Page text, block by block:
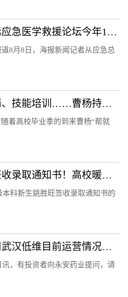
北京专报丨2023国际应急医学救援论坛今年10月举办
8月8日，海报新闻记者从应急总
专场招聘、直播带岗、技能培训……曹杨持续打造“15分钟就业服务示范圈”！
着高校毕业季的到来曹杨“帮就
他用沾满泥土的手签收录取通知书！高校暖心回应
科新生姚胜旺签收录取通知书的
永安药业：参股公司武汉低维目前运营情况正常，研制的石墨烯材料等相关产品正处于市场推广阶段
，有投资者向永安药业提问，请